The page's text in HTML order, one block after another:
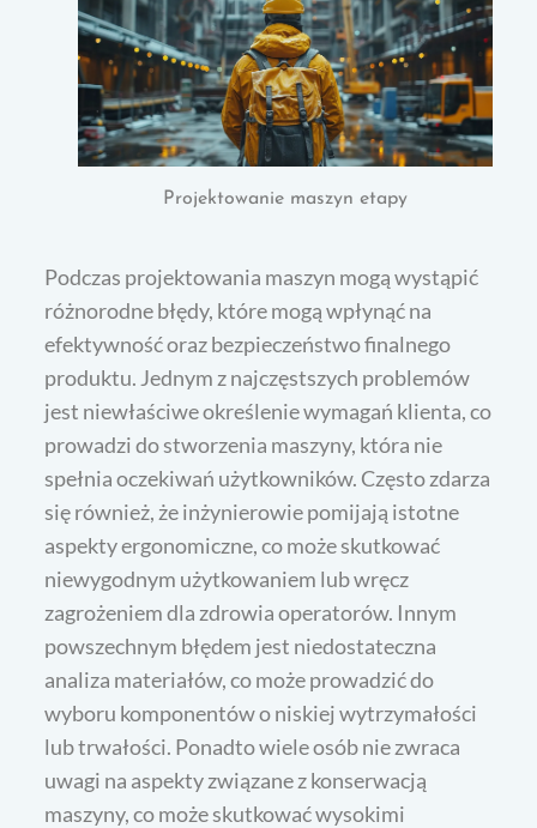
Projektowanie maszyn etapy
Podczas projektowania maszyn mogą wystąpić
różnorodne błędy, które mogą wpłynąć na
efektywność oraz bezpieczeństwo finalnego
produktu. Jednym z najczęstszych problemów
jest niewłaściwe określenie wymagań klienta, co
prowadzi do stworzenia maszyny, która nie
spełnia oczekiwań użytkowników. Często zdarza
się również, że inżynierowie pomijają istotne
aspekty ergonomiczne, co może skutkować
niewygodnym użytkowaniem lub wręcz
zagrożeniem dla zdrowia operatorów. Innym
powszechnym błędem jest niedostateczna
analiza materiałów, co może prowadzić do
wyboru komponentów o niskiej wytrzymałości
lub trwałości. Ponadto wiele osób nie zwraca
uwagi na aspekty związane z konserwacją
maszyny, co może skutkować wysokimi